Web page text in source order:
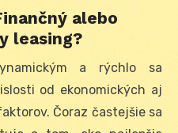
alebo
leasing?
a rýchlo sa
od ekonomických aj
Čoraz častejšie sa